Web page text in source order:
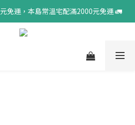
免運，本島常溫宅配滿2000元免運 🚛